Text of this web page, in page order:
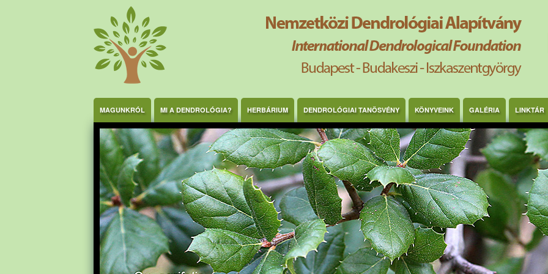
MAGUNKRÓL MI A DENDROLÓGIA? HERBÁRIUM DENDROLÓGIAI TANÖSVÉNY KÖNYVEINK GALÉRIA LINKTÁR